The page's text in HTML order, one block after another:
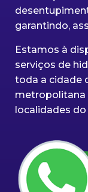
garantindo,
Estamos à
serviços de
toda a cidade
metropolitana
localidades